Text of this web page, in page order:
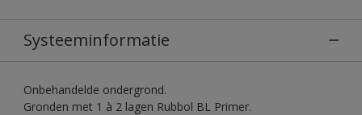
Systeeminformatie
Onbehandelde ondergrond.
Gronden met 1 à 2 lagen Rubbol BL Primer.